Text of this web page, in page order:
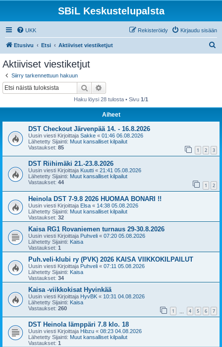
SBiL Keskustelupalsta
UKK Kirjaudu sisään
Rekisteröidy
Etusivu Etsi Aktiiviset viestiketjut
Aktiiviset viestiketjut
Siirry tarkennettuun hakuun
Etsi
Haku löysi 28 tulosta • Sivu 1/1
Aiheet
DST Checkout Järvenpää 14. - 16.8.2026
Uusin viesti Kirjoittaja Sakke « 01:46 06.08.2026
Lähetetty Sijainti: Muut kansalliset kilpailut
Vastaukset: 85 1 2 3
DST Riihimäki 21.-23.8.2026
Uusin viesti Kirjoittaja Kuutti « 21:41 05.08.2026
Lähetetty Sijainti: Muut kansalliset kilpailut
Vastaukset: 44 1 2
Heinola DST 7-9.8 2026 HUOMAA BONARI !!
Uusin viesti Kirjoittaja Elsa « 14:38 05.08.2026
Lähetetty Sijainti: Muut kansalliset kilpailut
Vastaukset: 32
Kaisa RG1 Rovaniemen turnaus 29-30.8.2026
Uusin viesti Kirjoittaja Puhveli « 07:20 05.08.2026
Lähetetty Sijainti: Kaisa
Vastaukset: 1
Puh.veli-klubi ry (PVK) 2026 KAISA VIIKKOKILPAILUT
Uusin viesti Kirjoittaja Puhveli « 07:11 05.08.2026
Lähetetty Sijainti: Kaisa
Vastaukset: 34
Kaisa -viikkokisat Hyvinkää
Uusin viesti Kirjoittaja HyvBK « 10:31 04.08.2026
Lähetetty Sijainti: Kaisa
Vastaukset: 260 1 4 5 6 7
DST Heinola lämppäri 7.8 klo. 18
Uusin viesti Kirjoittaja Hibzu « 08:23 04.08.2026
Lähetetty Sijainti: Muut kansalliset kilpailut
Vastaukset: 1